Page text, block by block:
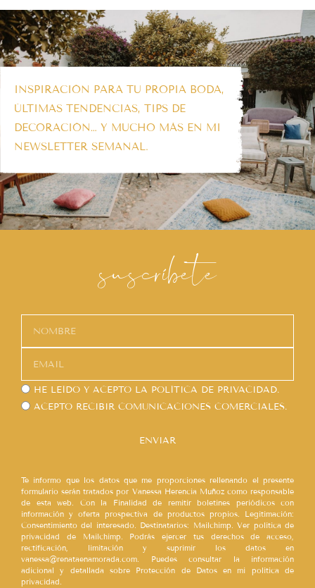
INSPIRACIÓN PARA TU PROPIA BODA,
ÚLTIMAS TENDENCIAS, TIPS DE
DECORACIÓN… Y MUCHO MÁS EN MI
NEWSLETTER SEMANAL.
suscríbete
HE LEÍDO Y ACEPTO LA POLÍTICA DE PRIVACIDAD.
ACEPTO RECIBIR COMUNICACIONES COMERCIALES.
ENVIAR
Te informo que los datos que me proporciones rellenando el presente
formulario serán tratados por Vanessa Herencia Muñoz como responsable
de esta web. Con la Finalidad de remitir boletines periódicos con
información y oferta prospectiva de productos propios. Legitimación:
Consentimiento del interesado. Destinatarios: Mailchimp. Ver política de
privacidad de Mailchimp. Podrás ejercer tus derechos de acceso,
rectificación, limitación y suprimir los datos en
vanessa@renataenamorada.com. Puedes consultar la información
adicional y detallada sobre Protección de Datos en mi política de
privacidad.